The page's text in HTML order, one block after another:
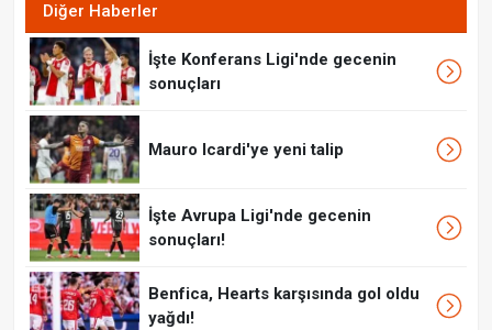
Diğer Haberler
İşte Konferans Ligi'nde gecenin
sonuçları
Mauro Icardi'ye yeni talip
İşte Avrupa Ligi'nde gecenin
sonuçları!
Benfica, Hearts karşısında gol oldu
yağdı!